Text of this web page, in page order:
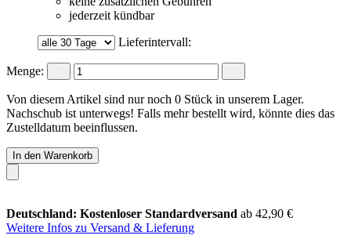
jederzeit kündbar
Lieferintervall:
Menge:
Von diesem Artikel sind nur noch 0 Stück in unserem Lager.
Nachschub ist unterwegs! Falls mehr bestellt wird, könnte dies das
Zustelldatum beeinflussen.
In den Warenkorb
Deutschland: Kostenloser Standardversand ab 42,90 €
Weitere Infos zu Versand & Lieferung